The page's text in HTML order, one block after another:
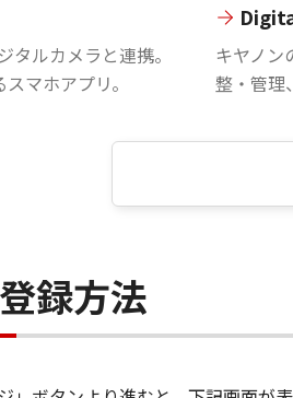
ルカメラと連携。
マホアプリ。
キヤノン
整・管理
録方法